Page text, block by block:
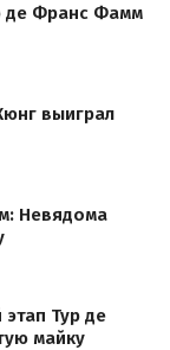
де Франс Фамм
выиграл
Невядома
Тур де
майку